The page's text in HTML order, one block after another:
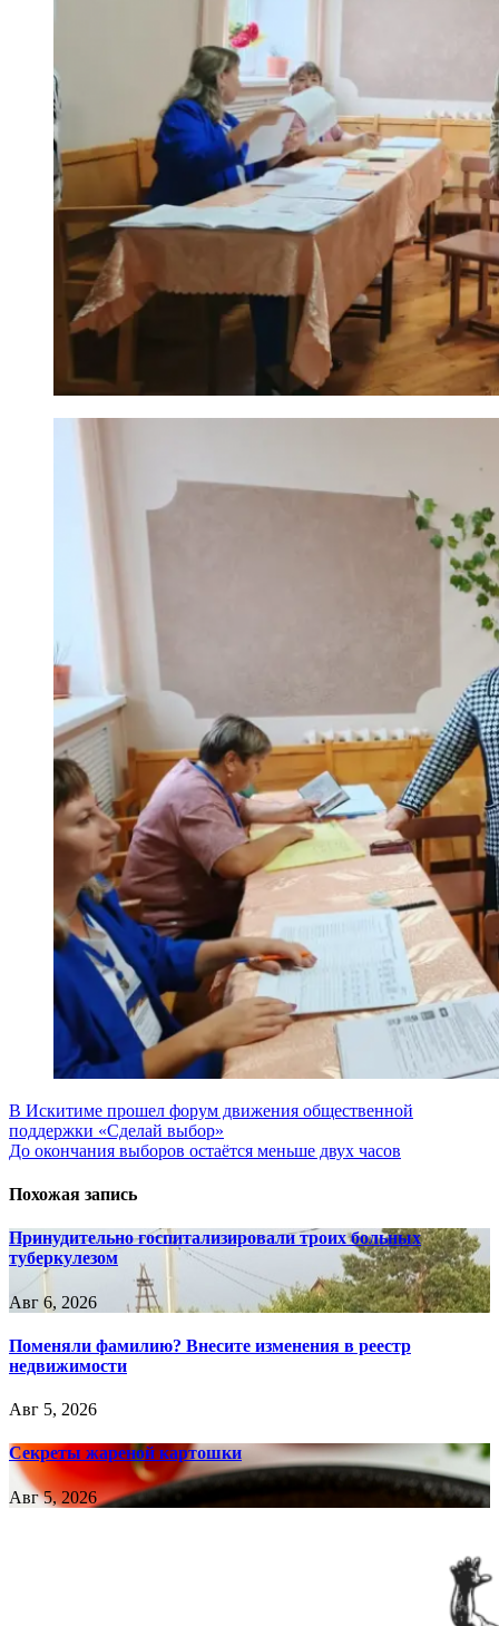
Навигация
по
В Искитиме прошел форум движения общественной
поддержки «Сделай выбор»
До окончания выборов остаётся меньше двух часов
Похожая запись
Принудительно госпитализировали троих больных
туберкулезом
Авг 6, 2026
Поменяли фамилию? Внесите изменения в реестр
недвижимости
Авг 5, 2026
Секреты жареной картошки
Авг 5, 2026